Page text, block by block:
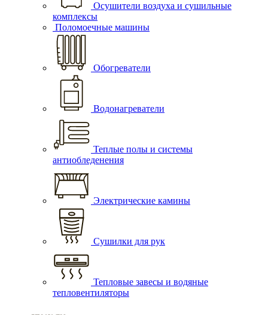
Осушители воздуха и сушильные
комплексы
Поломоечные машины
Обогреватели
Водонагреватели
Теплые полы и системы
антиобледенения
Электрические камины
Сушилки для рук
Тепловые завесы и водяные
тепловентиляторы